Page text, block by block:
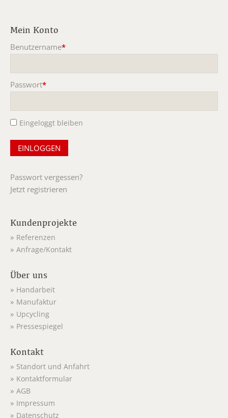
Mein Konto
Benutzername*
Passwort*
Eingeloggt bleiben
Passwort vergessen?
Jetzt registrieren
Kundenprojekte
Referenzen
Anfrage/Kontakt
Über uns
Handarbeit
Manufaktur
Upcycling
Pressespiegel
Kontakt
Standort und Anfahrt
Kontaktformular
AGB
Impressum
Datenschutz